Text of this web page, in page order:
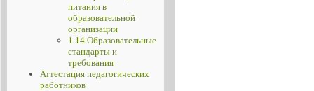
питания в
образовательной
организации
1.14.Образовательные
стандарты и
требования
Аттестация педагогических
работников